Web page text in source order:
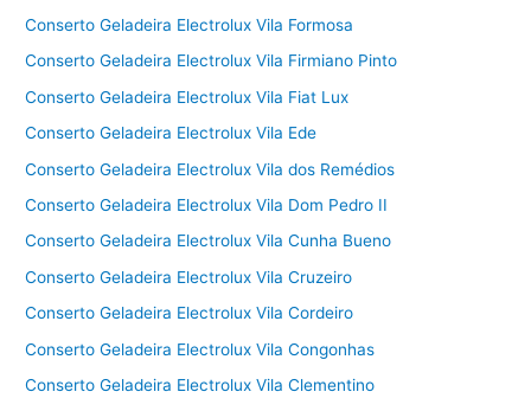
Conserto Geladeira Electrolux Vila Formosa
Conserto Geladeira Electrolux Vila Firmiano Pinto
Conserto Geladeira Electrolux Vila Fiat Lux
Conserto Geladeira Electrolux Vila Ede
Conserto Geladeira Electrolux Vila dos Remédios
Conserto Geladeira Electrolux Vila Dom Pedro II
Conserto Geladeira Electrolux Vila Cunha Bueno
Conserto Geladeira Electrolux Vila Cruzeiro
Conserto Geladeira Electrolux Vila Cordeiro
Conserto Geladeira Electrolux Vila Congonhas
Conserto Geladeira Electrolux Vila Clementino